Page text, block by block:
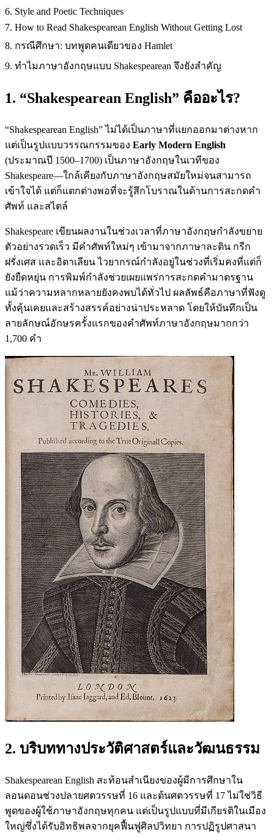
6. Style and Poetic Techniques
7. How to Read Shakespearean English Without Getting Lost
8. กรณีศึกษา: บทพูดคนเดียวของ Hamlet
9. ทำไมภาษาอังกฤษแบบ Shakespearean จึงยังสำคัญ
1. “Shakespearean English” คืออะไร?
“Shakespearean English” ไม่ได้เป็นภาษาที่แยกออกมาต่างหาก
แต่เป็นรูปแบบวรรณกรรมของ Early Modern English
(ประมาณปี 1500–1700) เป็นภาษาอังกฤษในเวทีของ
Shakespeare—ใกล้เคียงกับภาษาอังกฤษสมัยใหม่จนสามารถ
เข้าใจได้ แต่ก็แตกต่างพอที่จะรู้สึกโบราณในด้านการสะกดคำ
ศัพท์ และสไตล์
Shakespeare เขียนผลงานในช่วงเวลาที่ภาษาอังกฤษกำลังขยาย
ตัวอย่างรวดเร็ว มีคำศัพท์ใหม่ๆ เข้ามาจากภาษาละติน กรีก
ฝรั่งเศส และอิตาเลียน ไวยากรณ์กำลังอยู่ในช่วงที่เริ่มคงที่แต่ก็
ยังยืดหยุ่น การพิมพ์กำลังช่วยเผยแพร่การสะกดคำมาตรฐาน
แม้ว่าความหลากหลายยังคงพบได้ทั่วไป ผลลัพธ์คือภาษาที่ฟังดู
ทั้งคุ้นเคยและสร้างสรรค์อย่างน่าประหลาด โดยให้บันทึกเป็น
ลายลักษณ์อักษรครั้งแรกของคำศัพท์ภาษาอังกฤษมากกว่า
1,700 คำ
2. บริบททางประวัติศาสตร์และวัฒนธรรม
Shakespearean English สะท้อนสำเนียงของผู้มีการศึกษาใน
ลอนดอนช่วงปลายศตวรรษที่ 16 และต้นศตวรรษที่ 17 ไม่ใช่วิธี
พูดของผู้ใช้ภาษาอังกฤษทุกคน แต่เป็นรูปแบบที่มีเกียรติในเมือง
ใหญ่ซึ่งได้รับอิทธิพลจากยุคฟื้นฟูศิลปวิทยา การปฏิรูปศาสนา